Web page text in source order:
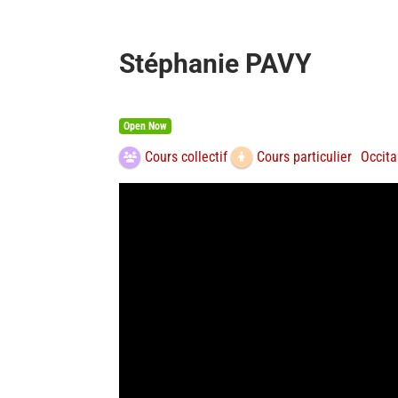
Stéphanie PAVY
Open Now
Cours collectif Cours particulier